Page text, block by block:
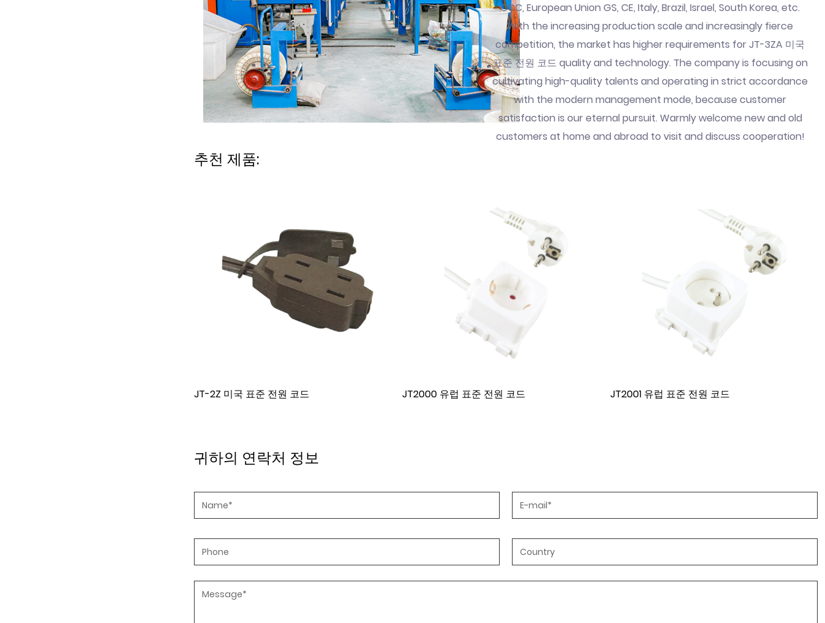
CCC, European Union GS, CE, Italy, Brazil, Israel, South Korea, etc.
With the increasing production scale and increasingly fierce
competition, the market has higher requirements for JT-3ZA 미국
표준 전원 코드 quality and technology. The company is focusing on
cultivating high-quality talents and operating in strict accordance
with the modern management mode, because customer
satisfaction is our eternal pursuit. Warmly welcome new and old
customers at home and abroad to visit and discuss cooperation!
추천 제품:
JT2000 유럽 표준 전원 코드 JT2001 유럽 표준 전원 코드
GZ3-16B 2코어 유럽 표준 플러그 고무 연장 전원
귀하의 연락처 정보